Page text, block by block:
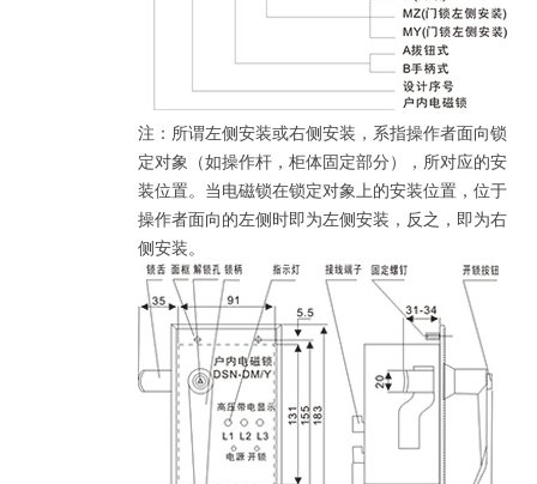
注：所谓左侧安装或右侧安装，系指操作者面向锁
定对象（如操作杆，柜体固定部分），所对应的安
装位置。当电磁锁在锁定对象上的安装位置，位于
操作者面向的左侧时即为左侧安装，反之，即为右
侧安装。